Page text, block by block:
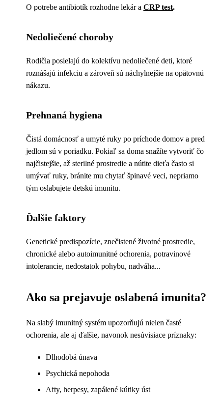
O potrebe antibiotík rozhodne lekár a CRP test.
Nedoliečené choroby
Rodičia posielajú do kolektívu nedoliečené deti, ktoré
roznášajú infekciu a zároveň sú náchylnejšie na opätovnú
nákazu.
Prehnaná hygiena
Čistá domácnosť a umyté ruky po príchode domov a pred
jedlom sú v poriadku. Pokiaľ sa doma snažíte vytvoriť čo
najčistejšie, až sterilné prostredie a nútite dieťa často si
umývať ruky, bránite mu chytať špinavé veci, nepriamo
tým oslabujete detskú imunitu.
Ďalšie faktory
Genetické predispozície, znečistené životné prostredie,
chronické alebo autoimunitné ochorenia, potravinové
intolerancie, nedostatok pohybu, nadváha...
Ako sa prejavuje oslabená imunita?
Na slabý imunitný systém upozorňujú nielen časté
ochorenia, ale aj ďalšie, navonok nesúvisiace príznaky:
Dlhodobá únava
Psychická nepohoda
Afty, herpesy, zapálené kútiky úst